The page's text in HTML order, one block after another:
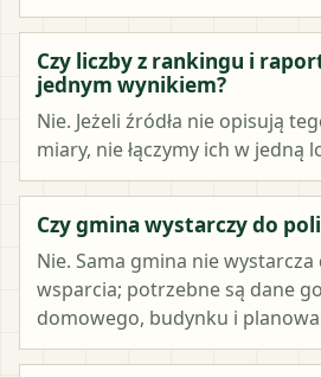
Czy liczby z rankingu i
jednym wynikiem?
Nie. Jeżeli źródła nie opisują
miary, nie łączymy ich w jedną
Czy gmina wystarczy do
Nie. Sama gmina nie
wsparcia; potrzebne są dane
domowego, budynku i